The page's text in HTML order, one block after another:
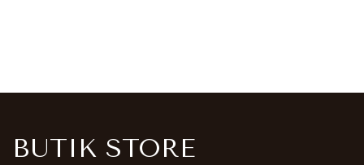
BUTIK STORE